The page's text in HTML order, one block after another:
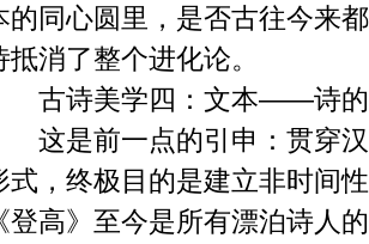
的同心圆里，是否古往今来
抵消了整个进化论。
诗美学四：文本——诗的
是前一点的引申：贯穿汉
式，终极目的是建立非时间
登高》至今是所有漂泊诗人